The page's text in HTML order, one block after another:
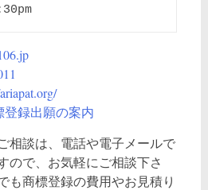
月～金 9:00am~5:30pm
登録出願の案内
相談は、電話や電子メールで
ので、お気軽にご相談下さ
も商標登録の費用やお見積り